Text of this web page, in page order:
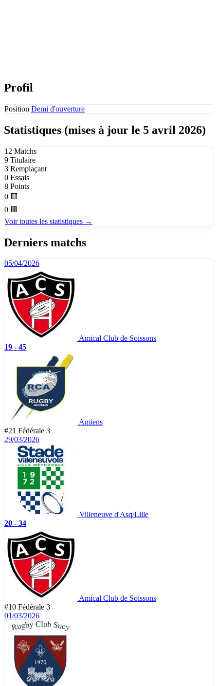
Profil
Position Demi d'ouverture
Statistiques (mises à jour le 5 avril 2026)
12 Matchs
9 Titulaire
3 Remplaçant
0 Essais
8 Points
0 🟨
0 🟥
Voir toutes les statistiques →
Derniers matchs
05/04/2026
Amical Club de Soissons
19 - 45
Amiens
#21 Fédérale 3
29/03/2026
Villeneuve d'Asq/Lille
20 - 34
Amical Club de Soissons
#10 Fédérale 3
01/03/2026